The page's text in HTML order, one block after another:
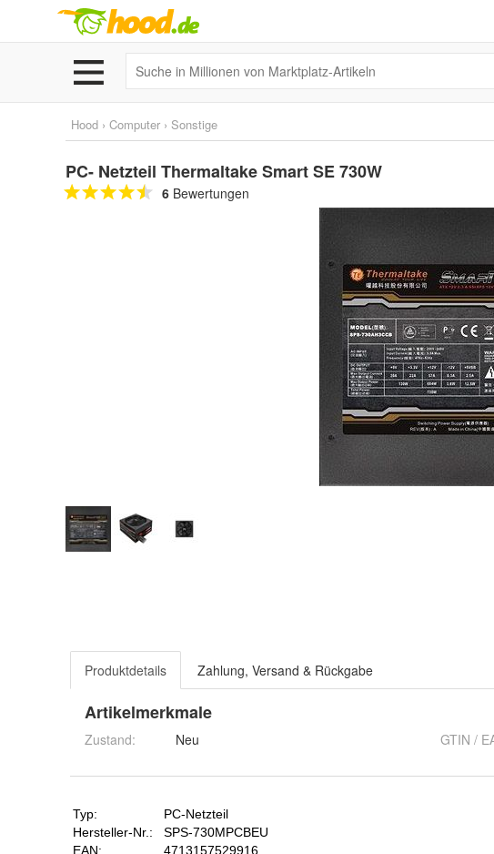
Hood › Computer › Sonstige
PC- Netzteil Thermaltake Smart SE 730W
6 Bewertungen
Produktdetails Zahlung, Versand & Rückgabe
Artikelmerkmale
Zustand: Neu GTIN /